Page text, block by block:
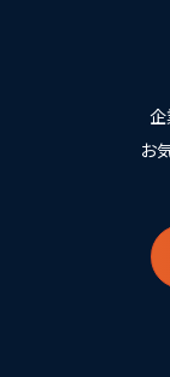
企
お